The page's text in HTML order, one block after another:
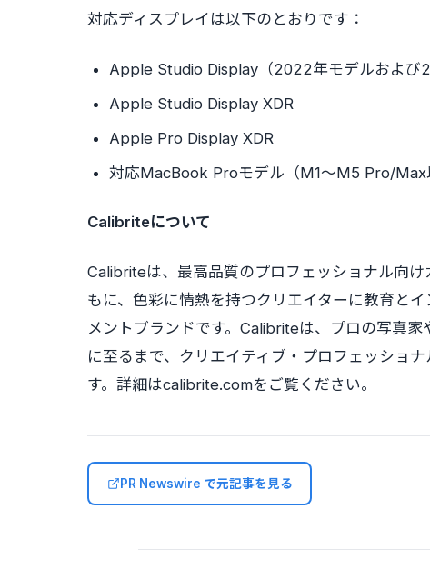
対応ディスプレイは以下のとおりです：
Apple Studio Display（2022年モデルおよび
Apple Studio Display XDR
Apple Pro Display XDR
対応MacBook Proモデル（M1～M5 Pro/Max
Calibriteについて
Calibriteは、最高品質のプロフェッショナル向
もに、色彩に情熱を持つクリエイターに教育と
メントブランドです。Calibriteは、プロの写真
に至るまで、クリエイティブ・プロフェッショ
す。詳細はcalibrite.comをご覧ください。
PR Newswire で元記事を見る